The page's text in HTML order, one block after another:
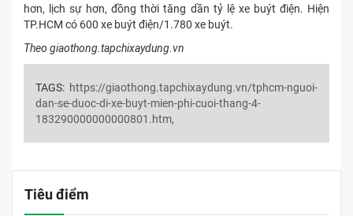
hơn, lịch sự hơn, đồng thời tăng dần tỷ lệ xe buýt điện. Hiện
TP.HCM có 600 xe buýt điện/1.780 xe buýt.
Theo giaothong.tapchixaydung.vn
TAGS: https://giaothong.tapchixaydung.vn/tphcm-nguoi-
dan-se-duoc-di-xe-buyt-mien-phi-cuoi-thang-4-
183290000000000801.htm,
Tiêu điểm